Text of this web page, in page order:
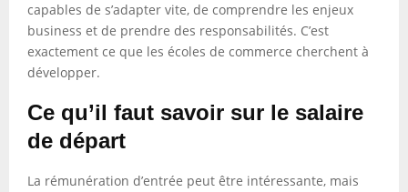
capables de s’adapter vite, de comprendre les enjeux
business et de prendre des responsabilités. C’est
exactement ce que les écoles de commerce cherchent à
développer.
Ce qu’il faut savoir sur le salaire
de départ
La rémunération d’entrée peut être intéressante, mais